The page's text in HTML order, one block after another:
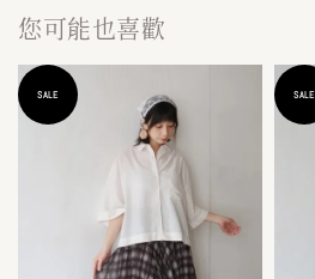
您可能也喜歡
SALE SALE